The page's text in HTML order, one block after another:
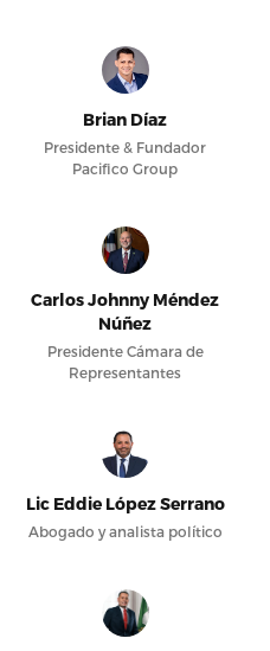
Brian Díaz
Presidente & Fundador
Pacifico Group
Carlos Johnny Méndez
Núñez
Presidente Cámara de
Representantes
Lic Eddie López Serrano
Abogado y analista político